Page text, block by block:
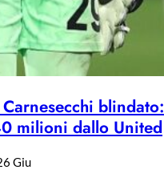
blindato:
milioni dallo United
Giu